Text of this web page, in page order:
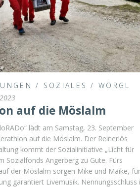
/ SOZIALES /WÖRGL
auf die Möslalm
lädt am Samstag, 23. September
auf die Möslalm. Der Reinerlös
kommt der Sozialinitiative „Licht für
Sozialfonds Angerberg zu Gute. Fürs
der Möslalm sorgen Mike und Maike, für
garantiert Livemusik. Nennungsschluss